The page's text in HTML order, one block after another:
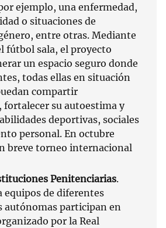
ejemplo, una enfermedad,
o situaciones de
entre otras. Mediante
fútbol sala, el proyecto
un espacio seguro donde
todas ellas en situación
compartir
fortalecer su autoestima y
deportivas, sociales
personal. En octubre
breve torneo internacional
Penitenciarias.
equipos de diferentes
autónomas participan en
por la Real